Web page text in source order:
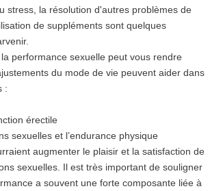
stress, la résolution d'autres problèmes de
de suppléments sont quelques
performance sexuelle peut vous rendre
du mode de vie peuvent aider dans
:
érectile
sexuelles et l’endurance physique
augmenter le plaisir et la satisfaction de
sexuelles. Il est très important de souligner
a souvent une forte composante liée à